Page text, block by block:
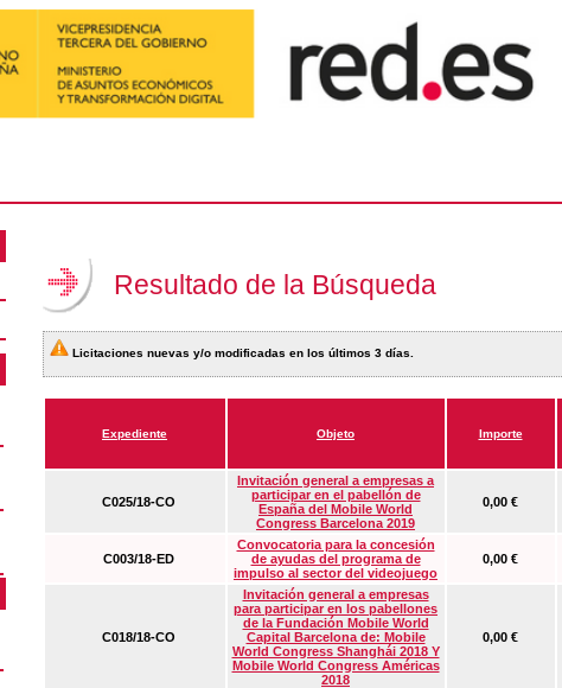
Resultado de la Búsqueda
Licitaciones nuevas y/o modificadas en los últimos 3 días.
Expediente Objeto Importe
C025/18-CO
Invitación general a empresas a
participar en el pabellón de
España del Mobile World
Congress Barcelona 2019
0,00 €
C003/18-ED
Convocatoria para la concesión
de ayudas del programa de
impulso al sector del videojuego
0,00 €
C018/18-CO
Invitación general a empresas
para participar en los pabellones
de la Fundación Mobile World
Capital Barcelona de: Mobile
World Congress Shanghái 2018 Y
Mobile World Congress Américas
2018
0,00 €